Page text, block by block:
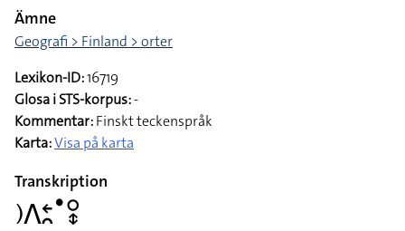
Ämne
Geografi > Finland > orter
Lexikon-ID:16719
Glosa i STS-korpus:-
Kommentar:Finskt teckenspråk
Karta:Visa på karta
Transkription
􌤊􌤣􌥓􌥘􌤟􌥰􌦋